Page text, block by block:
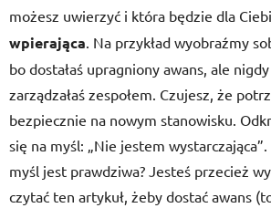
możesz uwierzyć i która będzie dla
wpierająca . Na przykład wyobraźmy
bo dostałaś upragniony awans, ale
zarządzałaś zespołem. Czujesz, że
bezpiecznie na nowym stanowisku.
się na myśl: „Nie jestem
myśl jest prawdziwa? Jesteś przecież
czytać ten artykuł, żeby dostać awans